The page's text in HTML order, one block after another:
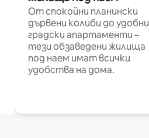
От спокойни планински
дървени колиби до удобни
градски апартаменти –
тези обзаведени жилища
под наем имат всички
удобства на дома.